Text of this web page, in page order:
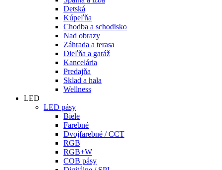
Detská
Kúpeľňa
Chodba a schodisko
Nad obrazy
Záhrada a terasa
Dieľňa a garáž
Kancelária
Predajňa
Sklad a hala
Wellness
LED
LED pásy
Biele
Farebné
Dvojfarebné / CCT
RGB
RGB+W
COB pásy